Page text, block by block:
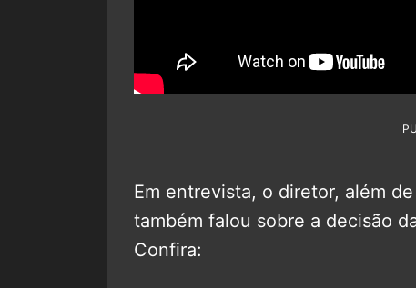
Em entrevista, o diretor, além
também falou sobre a decisão
Confira: